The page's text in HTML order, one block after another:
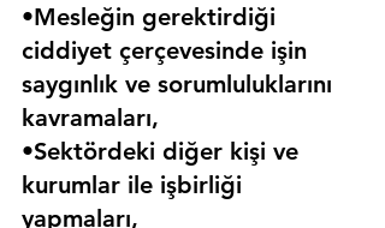
•Mesleğin gerektirdiği
ciddiyet çerçevesinde işin
saygınlık ve sorumluluklarını
kavramaları,
•Sektördeki diğer kişi ve
kurumlar ile işbirliği
yapmaları,